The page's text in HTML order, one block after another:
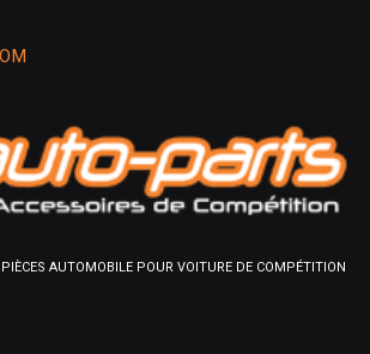
AUTOMOBILE POUR VOITURE DE COMPÉTITION